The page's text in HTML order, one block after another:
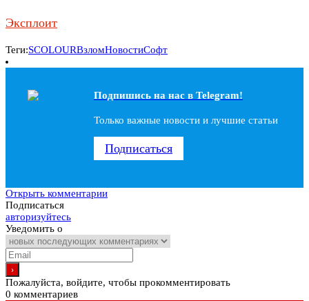
Эксплоит
Теги:SCOLOURВзломНовостиСофт
Подпишись на наc в Telegram!
Только важные новости и лучшие статьи
Подписаться
Открыть комментарии
Подписаться
авторизуйтесь
Уведомить о
Пожалуйста, войдите, чтобы прокомментировать
0 комментариев